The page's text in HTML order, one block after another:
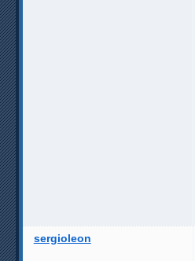
sergioleon